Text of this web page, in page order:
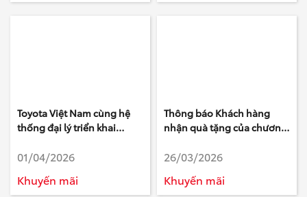
Toyota Việt Nam cùng hệ
thống đại lý triển khai
tháng 4/2026
01/04/2026
Khuyến mãi
Thông báo Khách hàng
nhận quà tặng của chương
khảo sát của Toyota - Tháng
26/03/2026
Khuyến mãi